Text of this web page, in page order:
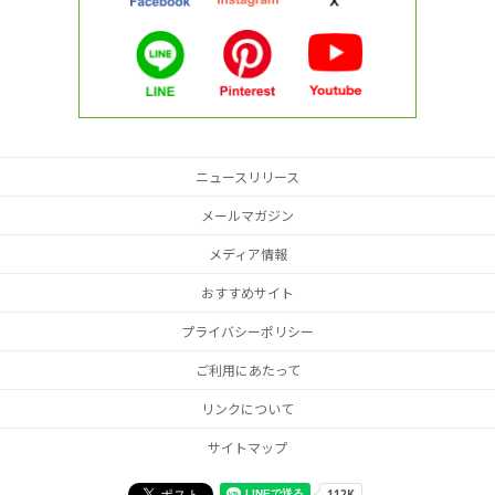
ニュースリリース
メールマガジン
メディア情報
おすすめサイト
プライバシーポリシー
ご利用にあたって
リンクについて
サイトマップ